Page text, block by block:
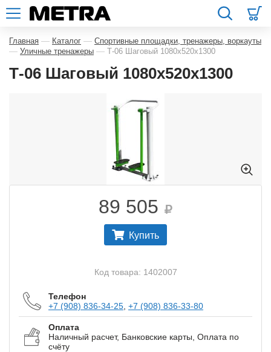
Главная — Каталог — Спортивные площадки, тренажеры, воркауты
— Уличные тренажеры — Т-06 Шаговый 1080х520х1300
Т-06 Шаговый 1080х520х1300
89 505
Купить
Код товара: 1402007
Телефон
+7 (908) 836-34-25 +7 (908) 836-33-80
Оплата
Наличный расчет, Банковские карты, Оплата по
счёту